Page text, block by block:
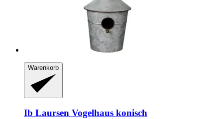
Warenkorb
Ib Laursen Vogelhaus konisch